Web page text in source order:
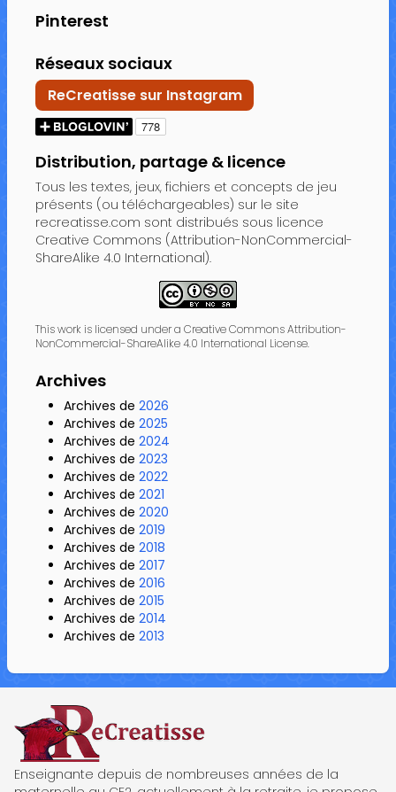
Pinterest
Réseaux sociaux
ReCreatisse sur Instagram
Distribution, partage & licence
Tous les textes, jeux, fichiers et concepts de jeu
présents (ou téléchargeables) sur le site
recreatisse.com sont distribués sous licence
Creative Commons (Attribution-NonCommercial-
ShareAlike 4.0 International).
This work is licensed under a Creative Commons Attribution-
NonCommercial-ShareAlike 4.0 International License.
Archives
Archives de 2026
Archives de 2025
Archives de 2024
Archives de 2023
Archives de 2022
Archives de 2021
Archives de 2020
Archives de 2019
Archives de 2018
Archives de 2017
Archives de 2016
Archives de 2015
Archives de 2014
Archives de 2013
ReCreatisse
Enseignante depuis de nombreuses années de la